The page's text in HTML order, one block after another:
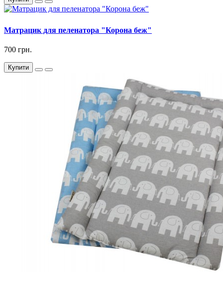
Матрацик для пеленатора "Корона беж"
700 грн.
Купити